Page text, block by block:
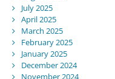
July 2025
April 2025
March 2025
February 2025
January 2025
December 2024
November 2024